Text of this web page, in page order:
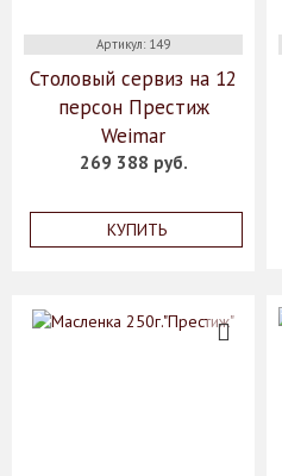
Артикул: 149
Столовый сервиз на 12
персон Престиж
Weimar
269 388 руб.
КУПИТЬ